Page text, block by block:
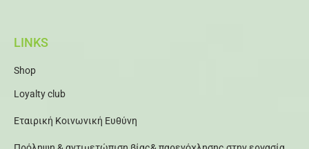
LINKS
Shop
Loyalty club
Εταιρική Κοινωνική Ευθύνη